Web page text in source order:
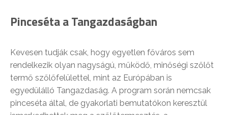
Pinceséta a Tangazdaságban
Kevesen tudják csak, hogy egyetlen főváros sem
rendelkezik olyan nagyságú, működő, minőségi szőlőt
termő szőlőfelülettel, mint az Európában is
egyedülálló Tangazdaság. A program során nemcsak
pinceséta által, de gyakorlati bemutatókon keresztül